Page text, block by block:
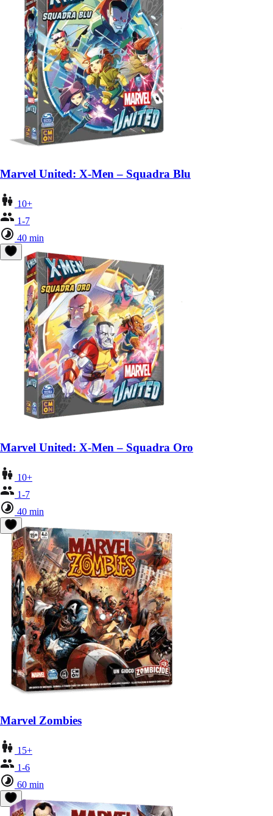
Marvel United: X-Men – Squadra Blu
10+
1-7
40 min
Marvel United: X-Men – Squadra Oro
10+
1-7
40 min
Marvel Zombies
15+
1-6
60 min